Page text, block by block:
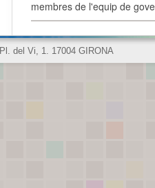
membres de l'equip de
Pl. del Vi, 1. 17004 GIRONA